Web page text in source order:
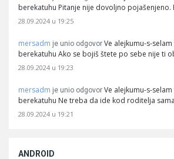
berekatuhu Pitanje nije dovoljno pojašenjeno.
28.09.2024 u 19:25
mersadm je unio odgovor Ve alejkumu-s-
berekatuhu Ako se bojiš štete po sebe nije ti
28.09.2024 u 19:23
mersadm je unio odgovor Ve alejkumu-s-
berekatuhu Ne treba da ide kod roditelja
28.09.2024 u 19:21
ANDROID